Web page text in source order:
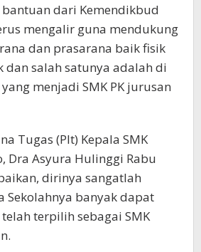
bantuan dari Kemendikbud
mengalir guna mendukung
dan prasarana baik fisik
dan salah satunya adalah di
menjadi SMK PK jurusan
Tugas (Plt) Kepala SMK
Dra Asyura Hulinggi Rabu
dirinya sangatlah
Sekolahnya banyak dapat
terpilih sebagai SMK